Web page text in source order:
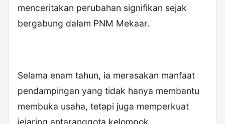
menceritakan perubahan signifikan sejak
bergabung dalam PNM Mekaar.
Selama enam tahun, ia merasakan manfaat
pendampingan yang tidak hanya membantu
membuka usaha, tetapi juga memperkuat
jejaring antaranggota kelompok.